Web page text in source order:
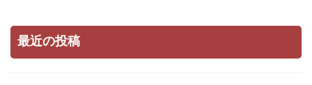
最近の投稿